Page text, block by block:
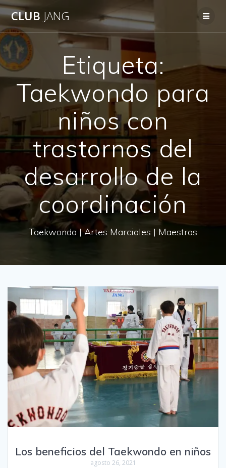
al
contenido
CLUB JANG
Etiqueta:
Taekwondo para
niños con
trastornos del
desarrollo de la
coordinación
Taekwondo | Artes Marciales | Maestros
Los beneficios del Taekwondo en niños
agosto 26, 2021